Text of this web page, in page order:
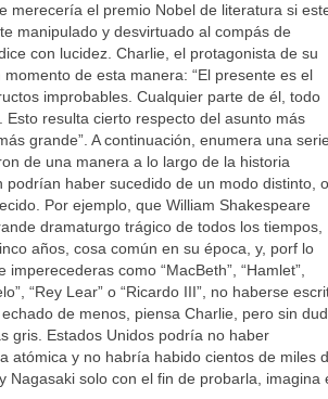
merecería el premio Nobel de literatura si
manipulado y desvirtuado al compás de
con lucidez. Charlie, el protagonista de su
de esta manera: “El presente es el
improbables. Cualquier parte de él, todo
resulta cierto respecto del asunto más
grande”. A continuación, enumera una
de una manera a lo largo de la historia
podrían haber sucedido de un modo distinto, o
Por ejemplo, que William Shakespeare
dramaturgo trágico de todos los tiempos,
años, cosa común en su época, y, porf lo
como “MacBeth”, “Hamlet”,
“Rey Lear” o “Ricardo III”, no haberse
de menos, piensa Charlie, pero sin
gris. Estados Unidos podría no haber
atómica y no habría habido cientos de miles
Nagasaki solo con el fin de probarla, imagina